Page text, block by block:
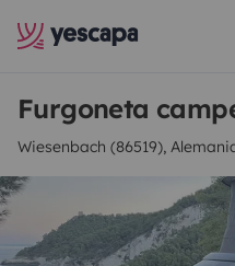
Furgoneta
Wiesenbach (86519),